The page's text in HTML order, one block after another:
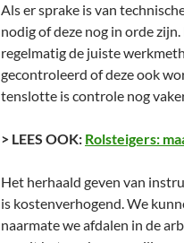
Als er sprake is van
nodig of deze nog in orde
regelmatig de juiste
gecontroleerd of deze ook
tenslotte is controle nog
> LEES OOK: Rolsteigers:
Het herhaald geven van
is kostenverhogend. We
naarmate we afdalen in de